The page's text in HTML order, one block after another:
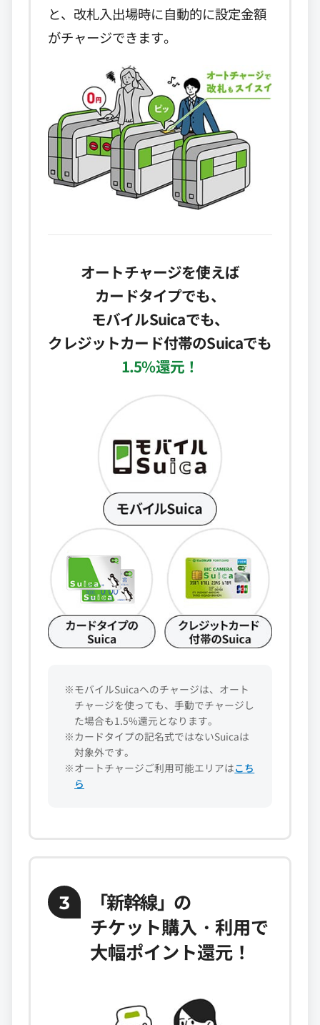
と、改札入出場時に自動的に設定金額
がチャージできます。
オートチャージを使えば
カードタイプでも、
モバイルSuicaでも、
クレジットカード付帯のSuicaでも
1.5%還元！
※モバイルSuicaへのチャージは、オート
チャージを使っても、手動でチャージし
た場合も1.5%還元となります。
※カードタイプの記名式ではないSuicaは
対象外です。
※オートチャージご利用可能エリアはこち
ら
3 「新幹線」 の
チケット購入・利用で
大幅ポイント還元！